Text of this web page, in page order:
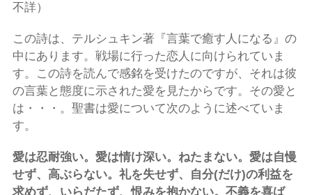
不詳）
この詩は、テルシュキン著『言葉で癒す人になる』の
中にあります。戦場に行った恋人に向けられていま
す。この詩を読んで感銘を受けたのですが、それは彼
の言葉と態度に示された愛を見たからです。その愛と
は・・・。聖書は愛について次のように述べていま
す。
愛は忍耐強い。愛は情け深い。ねたまない。愛は自慢
せず、高ぶらない。礼を失せず、自分(だけ)の利益を
求めず、いらだたず、恨みを抱かない。不義を喜ば